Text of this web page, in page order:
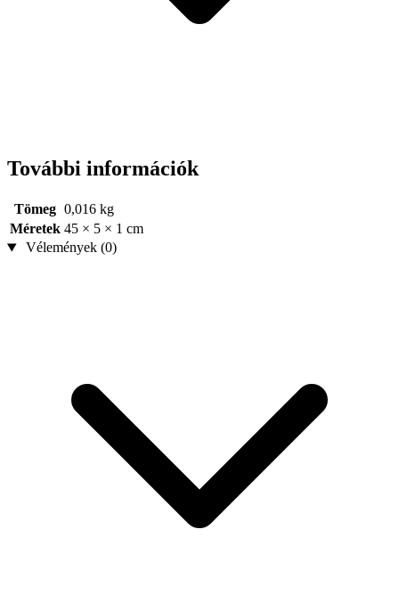
További információk
Tömeg 0,016 kg
Méretek 45 × 5 × 1 cm
Vélemények (0)